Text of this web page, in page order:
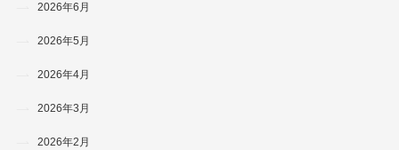
2026年6月
2026年5月
2026年4月
2026年3月
2026年2月